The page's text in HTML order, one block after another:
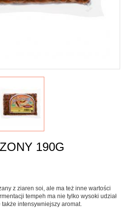
I PRZEKĄSKI
190G
z ziaren soi, ale ma też inne wartości
tempeh ma nie tylko wysoki udział
intensywniejszy aromat.